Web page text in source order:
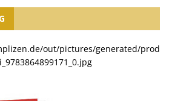
out/pictures/generated/prod